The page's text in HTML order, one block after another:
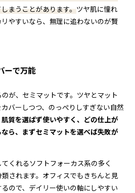
まうことがあります。ツヤ肌に憧れ
やすいなら、無理に追わないのが賢
ーで万能
が、セミマットです。ツヤとマット
バーしつつ、のっぺりしすぎない自然
肌質を選ばず使いやすく、どの仕上が
ら、まずセミマットを選べば失敗が
くれるソフトフォーカス系の多く
されます。オフィスでもきちんと見
ので、デイリー使いの軸にしやすい